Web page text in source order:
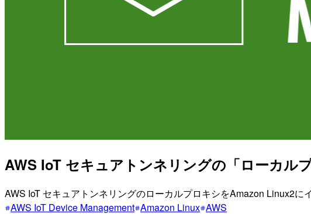
AWS IoT セキュアトンネリングの「ローカ
AWS IoT セキュアトンネリングのローカルプロキシをAmazon Linux2に
AWS IoT Device Management Amazon Linux AWS